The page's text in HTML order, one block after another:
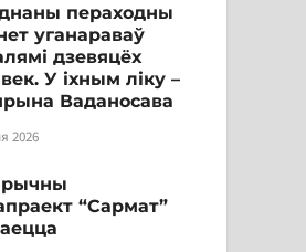
пераходны
уганараваў
дзевяцёх
У іхным ліку –
Ваданосава
2026
“Сармат”